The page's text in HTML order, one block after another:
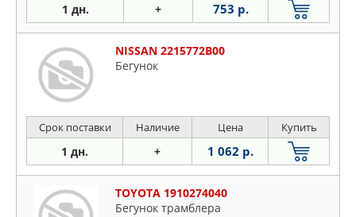
1 дн. + 753 р.
NISSAN 2215772B00
Бегунок
Срок поставки Наличие Цена Купить
1 дн. + 1 062 р.
TOYOTA 1910274040
Бегунок трамблера